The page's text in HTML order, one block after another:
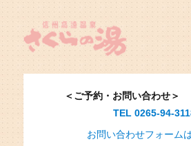
＜ご予約・お問い合わせ＞
TEL 0265-94-
お問い合わせフォーム